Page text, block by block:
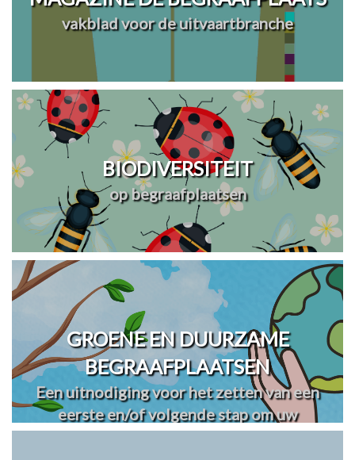
vakblad voor de uitvaartbranche
BIODIVERSITEIT
op begraafplaatsen
GROENE EN DUURZAME
BEGRAAFPLAATSEN
Een uitnodiging voor het zetten van een
eerste en/of volgende stap om uw
begraafplaats(en) te vergroenen en